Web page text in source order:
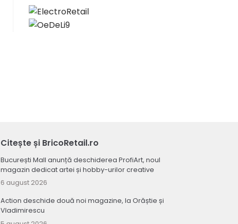
Citește și BricoRetail.ro
București Mall anunță deschiderea ProfiArt, noul
magazin dedicat artei și hobby-urilor creative
6 august 2026
Action deschide două noi magazine, la Orăștie și
Vladimirescu